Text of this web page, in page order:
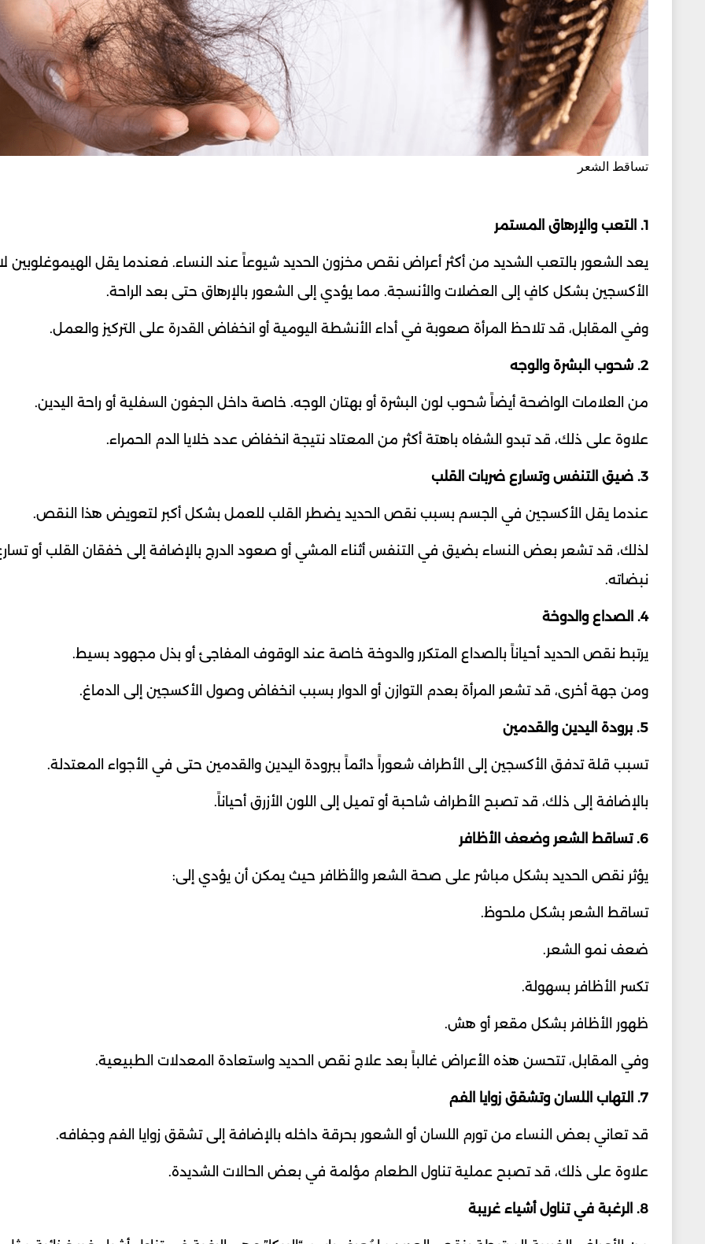
تساقط الشعر
1. التعب والإرهاق المستمر
يعد الشعور بالتعب الشديد من أكثر أعراض نقص مخزون الحديد شيوعاً عند النساء. فعندما يقل الهيموغلوبين
الأكسجين بشكل كافٍ إلى العضلات والأنسجة. مما يؤدي إلى الشعور بالإرهاق حتى بعد الراحة.
وفي المقابل، قد تلاحظ المرأة صعوبة في أداء الأنشطة اليومية أو انخفاض القدرة على التركيز والعمل.
2. شحوب البشرة والوجه
من العلامات الواضحة أيضاً شحوب لون البشرة أو بهتان الوجه. خاصة داخل الجفون السفلية أو راحة اليدين.
علاوة على ذلك، قد تبدو الشفاه باهتة أكثر من المعتاد نتيجة انخفاض عدد خلايا الدم الحمراء.
3. ضيق التنفس وتسارع ضربات القلب
عندما يقل الأكسجين في الجسم بسبب نقص الحديد يضطر القلب للعمل بشكل أكبر لتعويض هذا النقص.
لذلك، قد تشعر بعض النساء بضيق في التنفس أثناء المشي أو صعود الدرج بالإضافة إلى خفقان القلب أو
نبضاته.
4. الصداع والدوخة
يرتبط نقص الحديد أحياناً بالصداع المتكرر والدوخة خاصة عند الوقوف المفاجئ أو بذل مجهود بسيط.
ومن جهة أخرى، قد تشعر المرأة بعدم التوازن أو الدوار بسبب انخفاض وصول الأكسجين إلى الدماغ.
5. برودة اليدين والقدمين
تسبب قلة تدفق الأكسجين إلى الأطراف شعوراً دائماً ببرودة اليدين والقدمين حتى في الأجواء المعتدلة.
بالإضافة إلى ذلك، قد تصبح الأطراف شاحبة أو تميل إلى اللون الأزرق أحياناً.
6. تساقط الشعر وضعف الأظافر
يؤثر نقص الحديد بشكل مباشر على صحة الشعر والأظافر حيث يمكن أن يؤدي إلى:
تساقط الشعر بشكل ملحوظ.
ضعف نمو الشعر.
تكسر الأظافر بسهولة.
ظهور الأظافر بشكل مقعر أو هش.
وفي المقابل، تتحسن هذه الأعراض غالباً بعد علاج نقص الحديد واستعادة المعدلات الطبيعية.
7. التهاب اللسان وتشقق زوايا الفم
قد تعاني بعض النساء من تورم اللسان أو الشعور بحرقة داخله بالإضافة إلى تشقق زوايا الفم وجفافه.
علاوة على ذلك، قد تصبح عملية تناول الطعام مؤلمة في بعض الحالات الشديدة.
8. الرغبة في تناول أشياء غريبة